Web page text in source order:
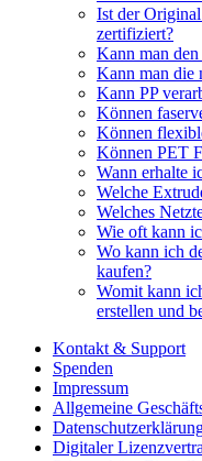
Ist der
zertifiziert?
Kann man
Kann man die
Kann PP
Können
Können
Können PET
Wann erhalte
Welche
Welches
Wie oft kann
Wo kann ich
kaufen?
Womit kann
erstellen und
Kontakt & Support
Spenden
Impressum
Allgemeine
Digitaler